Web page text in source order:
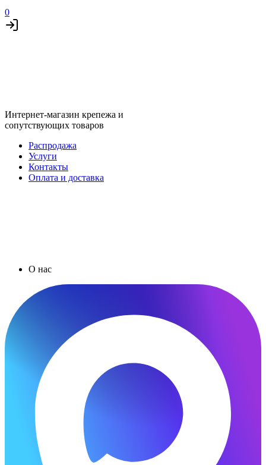
0
Интернет-магазин крепежа и
сопутствующих товаров
Распродажа
Услуги
Контакты
Оплата и доставка
О нас